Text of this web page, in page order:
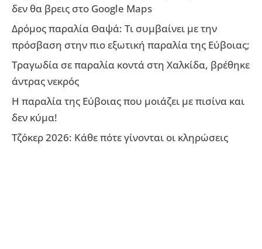
δεν θα βρεις στο Google Maps
Δρόμος παραλία Θαψά: Τι συμβαίνει με την
πρόσβαση στην πιο εξωτική παραλία της Εύβοιας;
Τραγωδία σε παραλία κοντά στη Χαλκίδα, βρέθηκε
άντρας νεκρός
Η παραλία της Εύβοιας που μοιάζει με πισίνα και
δεν κύμα!
Τζόκερ 2026: Κάθε πότε γίνονται οι κληρώσεις